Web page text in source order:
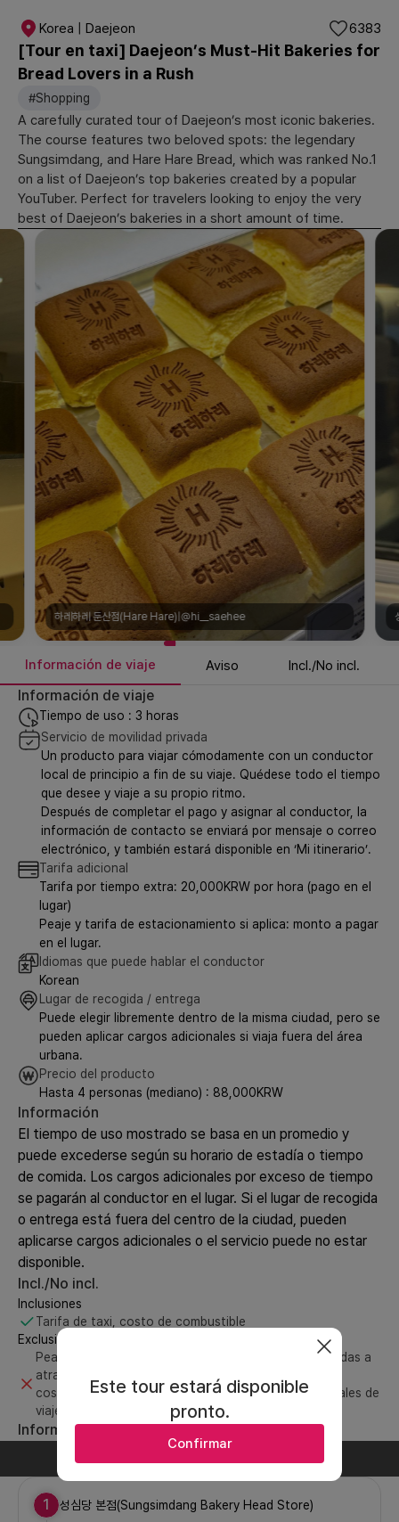
Este tour estará disponible
pronto.
Confirmar
Korea | Daejeon
[Tour en taxi] Daejeon’s Must-Hit Bakeries for
Bread Lovers in a Rush
6383
#Shopping
A carefully curated tour of Daejeon’s most iconic bakeries.
The course features two beloved spots: the legendary
Sungsimdang, and Hare Hare Bread, which was ranked No.1
on a list of Daejeon’s top bakeries created by a popular
YouTuber. Perfect for travelers looking to enjoy the very
best of Daejeon’s bakeries in a short amount of time.
Información de viaje Aviso Incl./No incl.
Información de viaje
Tiempo de uso : 3 horas
Servicio de movilidad privada
Un producto para viajar cómodamente con un conductor
local de principio a fin de su viaje. Quédese todo el tiempo
que desee y viaje a su propio ritmo.
Después de completar el pago y asignar al conductor, la
información de contacto se enviará por mensaje o correo
electrónico, y también estará disponible en ‘Mi itinerario’.
Tarifa adicional
Tarifa por tiempo extra: 20,000KRW por hora (pago en el
lugar)
Peaje y tarifa de estacionamiento si aplica: monto a pagar
en el lugar.
Idiomas que puede hablar el conductor
Korean
Lugar de recogida / entrega
Puede elegir libremente dentro de la misma ciudad, pero se
pueden aplicar cargos adicionales si viaja fuera del área
urbana.
Precio del producto
Hasta 4 personas (mediano) : 88,000KRW
Información
El tiempo de uso mostrado se basa en un promedio y
puede excederse según su horario de estadía o tiempo
de comida. Los cargos adicionales por exceso de tiempo
se pagarán al conductor en el lugar. Si el lugar de recogida
o entrega está fuera del centro de la ciudad, pueden
aplicarse cargos adicionales o el servicio puede no estar
disponible.
Incl./No incl.
Inclusiones
Tarifa de taxi, costo de combustible
Exclusiones
Peajes y tarifas de estacionamiento (si aplica), entradas a
atracciones, tarifas de experiencias, seguro de viaje,
costos de alimentos y bebidas, otros gastos personales de
viaje.
Información del recorrido
1 성심당 본점(Sungsimdang Bakery Head Store)